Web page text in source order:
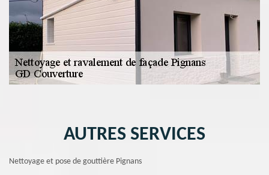
AUTRES SERVICES
Nettoyage et pose de gouttière Pignans